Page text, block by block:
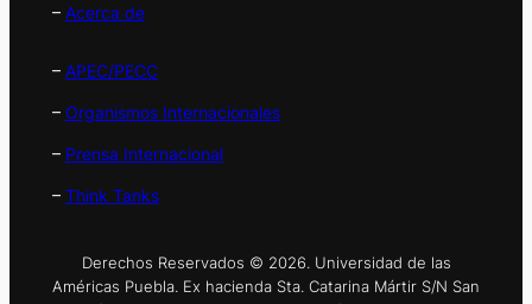
– Acerca de
– APEC/PECC
– Organismos Internacionales
– Prensa Internacional
– Think Tanks
Derechos Reservados © 2026. Universidad de las
Américas Puebla. Ex hacienda Sta. Catarina Mártir S/N San